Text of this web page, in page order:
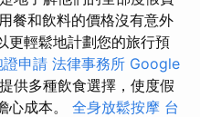
用餐和飲料的價格沒有意外
更輕鬆地計劃您的旅行預
證申請 法律事務所 Google
供多種飲食選擇，使度假
心成本。 全身放鬆按摩 台